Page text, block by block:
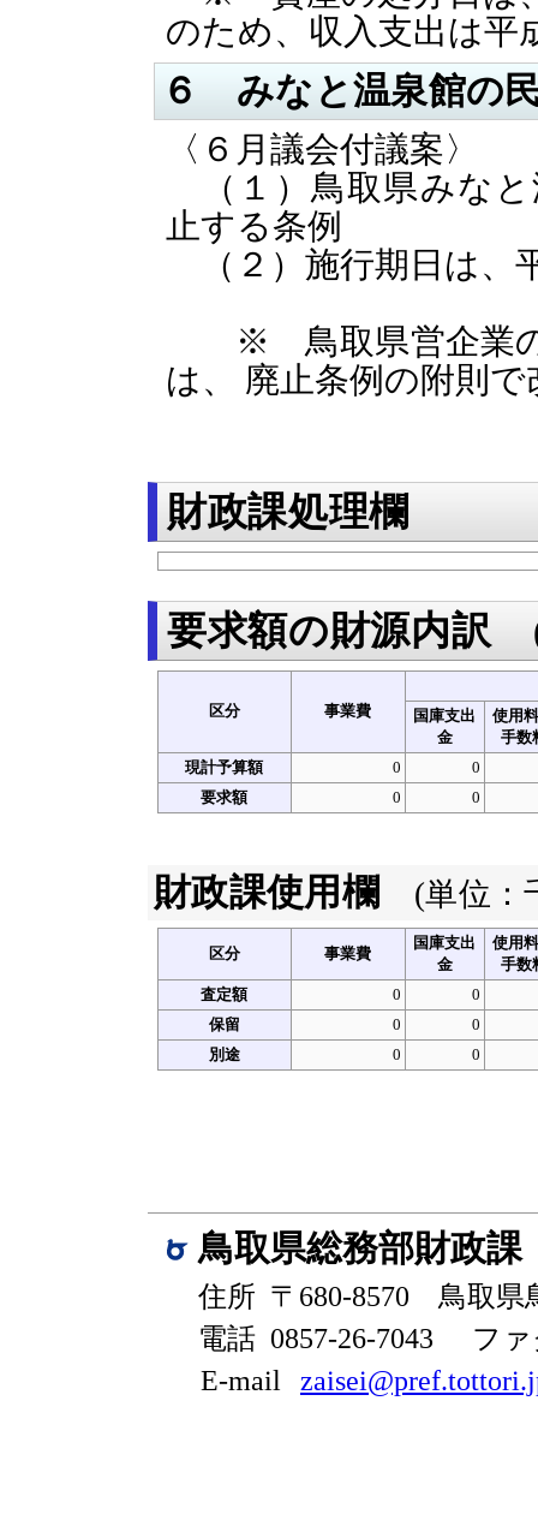
のため、収入支出は平
６ みなと温泉館の
〈６月議会付議案〉
（１）鳥取県みな
止する条例
（２）施行期日は、
※ 鳥取県営企業の
は、 廃止条例の附則で
財政課処理欄
要求額の財源内訳
区分 事業費
国庫支出
金
使用
手数
現計予算額
0
0
要求額
0 0
財政課使用欄 (単位：
区分 事業費
国庫支出
金
使用
手数
査定額
0
0
保留
0
0
別途
0 0
鳥取県総務部財政課
住所 〒680-8570 鳥取県
電話 0857-26-7043
ファ
E-mail